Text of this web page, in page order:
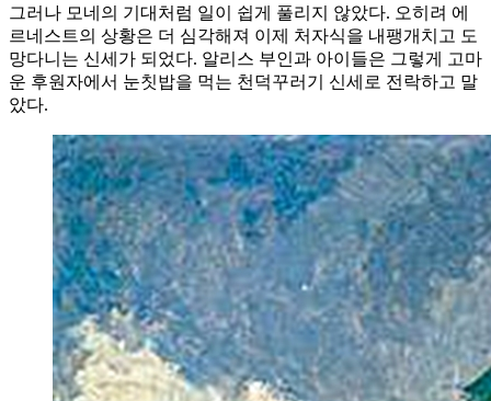
그러나 모네의 기대처럼 일이 쉽게 풀리지 않았다. 오히려 에
르네스트의 상황은 더 심각해져 이제 처자식을 내팽개치고 도
망다니는 신세가 되었다. 알리스 부인과 아이들은 그렇게 고마
운 후원자에서 눈칫밥을 먹는 천덕꾸러기 신세로 전락하고 말
았다.